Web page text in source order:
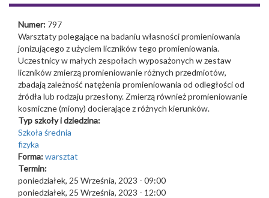
Numer: 797
Warsztaty polegające na badaniu własności promieniowania
jonizującego z użyciem liczników tego promieniowania.
Uczestnicy w małych zespołach wyposażonych w zestaw
liczników zmierzą promieniowanie różnych przedmiotów,
zbadają zależność natężenia promieniowania od odległości od
źródła lub rodzaju przesłony. Zmierzą również promieniowanie
kosmiczne (miony) docierające z różnych kierunków.
Typ szkoły i dziedzina:
Szkoła średnia
fizyka
Forma:warsztat
Termin:
poniedziałek, 25 Września, 2023 - 09:00
poniedziałek, 25 Września, 2023 - 12:00